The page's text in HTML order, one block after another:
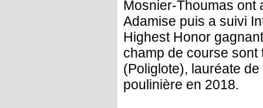
Mosnier-Thoumas ont
Adamise puis a suivi
Highest Honor
champ de course
(Poliglote), lauréate
poulinière en 2018.